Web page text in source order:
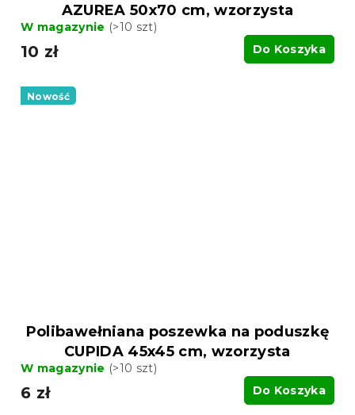
AZUREA 50x70 cm, wzorzysta
W magazynie (>10 szt)
10 zł Do Koszyka
Nowość
Polibawełniana poszewka na poduszkę
CUPIDA 45x45 cm, wzorzysta
W magazynie (>10 szt)
6 zł Do Koszyka